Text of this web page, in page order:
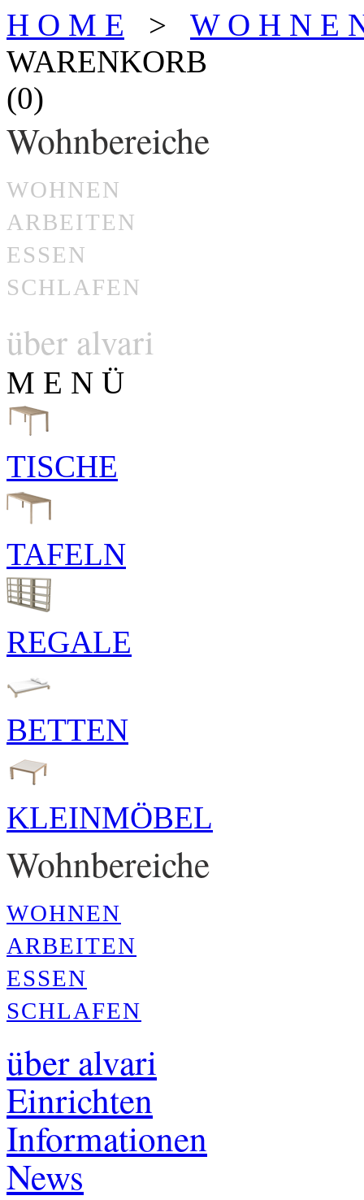
H O M E > W O H N E
WARENKORB
(0)
Wohnbereiche
WOHNEN
ARBEITEN
ESSEN
SCHLAFEN
über alvari
M E N Ü
TISCHE
TAFELN
REGALE
BETTEN
KLEINMÖBEL
Wohnbereiche
WOHNEN
ARBEITEN
ESSEN
SCHLAFEN
über alvari
Einrichten
Informationen
News